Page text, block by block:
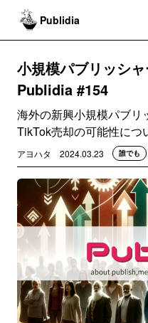
Publidia
小規模パブリッシ
Publidia #154
海外の新興小規模パブリ
TikTok売却の可能性につ
アヨハタ 2024.03.23 誰でも